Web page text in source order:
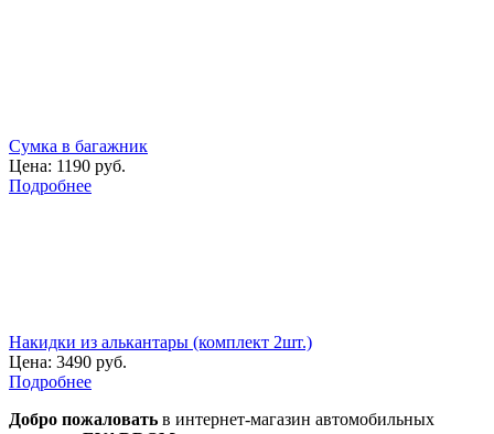
Сумка в багажник
Цена: 1190 руб.
Подробнее
Накидки из алькантары (комплект 2шт.)
Цена: 3490 руб.
Подробнее
Добро пожаловать в интернет-магазин автомобильных